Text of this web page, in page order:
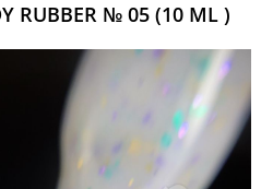
RUBBER № 05 (10 ML )